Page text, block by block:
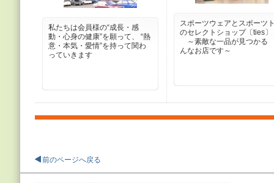
私たちは会員様の“成長・感
動・心身の健康”を願って、 “熱
意・本気・愛情”を持って関わ
っていきます
スポーツウェアとスポーツ
のセレクトショップ〔ties〕
～素敵な一品が見つかる
んなお店です～
前のページへ戻る